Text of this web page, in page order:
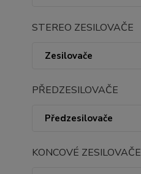
STEREO ZESILOVAČE
Zesilovače
PŘEDZESILOVAČE
Předzesilovače
KONCOVÉ ZESILOVAČE